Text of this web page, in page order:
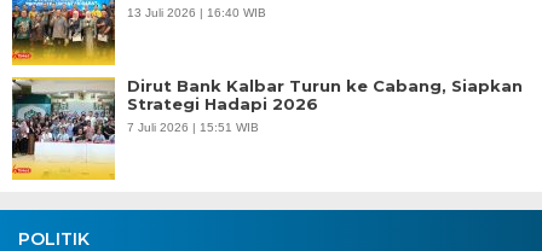
13 Juli 2026 | 16:40 WIB
Dirut Bank Kalbar Turun ke Cabang, Siapkan
Strategi Hadapi 2026
7 Juli 2026 | 15:51 WIB
POLITIK